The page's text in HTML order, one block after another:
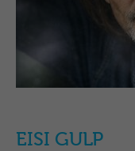
EISI GULP